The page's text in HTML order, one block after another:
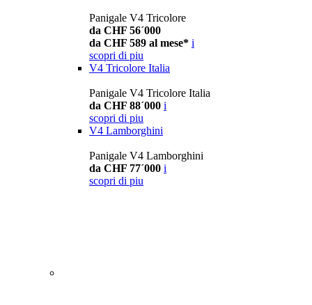
Panigale V4 Tricolore
da CHF 56´000
da CHF 589 al mese* i
scopri di piu
V4 Tricolore Italia
Panigale V4 Tricolore Italia
da CHF 88´000 i
scopri di piu
V4 Lamborghini
Panigale V4 Lamborghini
da CHF 77´000 i
scopri di piu